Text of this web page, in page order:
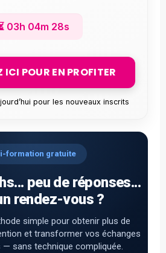
03h 04m 27s
ICI POUR EN PROFITER
pour les nouveaux inscrits
formation gratuite
peu de réponses...
rendez-vous ?
simple pour obtenir plus de
et transformer vos échanges
sans technique compliquée.